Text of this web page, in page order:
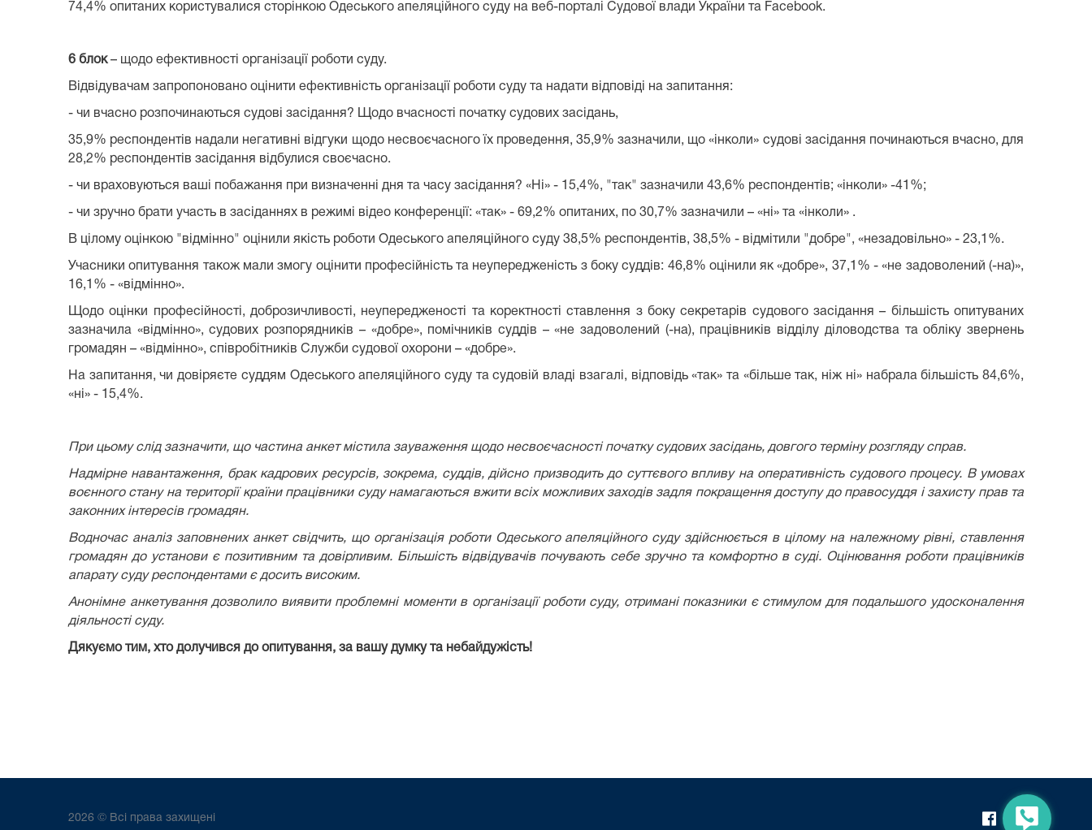
74,4% опитаних користувалися сторінкою Одеського апеляційного суду на веб-порталі Судової влади України та Facebook.
6 блок– щодо ефективності організації роботи суду.
Відвідувачам запропоновано оцінити ефективність організації роботи суду та надати відповіді на запитання:
- чи вчасно розпочинаються судові засідання? Щодо вчасності початку судових засідань,
35,9% респондентів надали негативні відгуки щодо несвоєчасного їх проведення, 35,9% зазначили, що «інколи» судові засідання починаються вчасно, для
28,2% респондентів засідання відбулися своєчасно.
- чи враховуються ваші побажання при визначенні дня та часу засідання? «Ні» - 15,4%, "так" зазначили 43,6% респондентів; «інколи» -41%;
- чи зручно брати участь в засіданнях в режимі відео конференції: «так» - 69,2% опитаних, по 30,7% зазначили – «ні» та «інколи» .
В цілому оцінкою "відмінно" оцінили якість роботи Одеського апеляційного суду 38,5% респондентів, 38,5% - відмітили "добре", «незадовільно» - 23,1%.
Учасники опитування також мали змогу оцінити професійність та неупередженість з боку суддів: 46,8% оцінили як «добре», 37,1% - «не задоволений (-на)»,
16,1% - «відмінно».
Щодо оцінки професійності, доброзичливості, неупередженості та коректності ставлення з боку секретарів судового засідання – більшість опитуваних
зазначила «відмінно», судових розпорядників – «добре», помічників суддів – «не задоволений (-на), працівників відділу діловодства та обліку звернень
громадян – «відмінно», співробітників Служби судової охорони – «добре».
На запитання, чи довіряєте суддям Одеського апеляційного суду та судовій владі взагалі, відповідь «так» та «більше так, ніж ні» набрала більшість 84,6%,
«ні» - 15,4%.
При цьому слід зазначити, що частина анкет містила зауваження щодо несвоєчасності початку судових засідань, довгого терміну розгляду справ.
Надмірне навантаження, брак кадрових ресурсів, зокрема, суддів, дійсно призводить до суттєвого впливу на оперативність судового процесу. В умовах
воєнного стану на території країни працівники суду намагаються вжити всіх можливих заходів задля покращення доступу до правосуддя і захисту прав та
законних інтересів громадян.
Водночас аналіз заповнених анкет свідчить, що організація роботи Одеського апеляційного суду здійснюється в цілому на належному рівні, ставлення
громадян до установи є позитивним та довірливим. Більшість відвідувачів почувають себе зручно та комфортно в суді. Оцінювання роботи працівників
апарату суду респондентами є досить високим.
Анонімне анкетування дозволило виявити проблемні моменти в організації роботи суду, отримані показники є стимулом для подальшого удосконалення
діяльності суду.
Дякуємо тим, хто долучився до опитування, за вашу думку та небайдужість!
2026 © Всі права захищені